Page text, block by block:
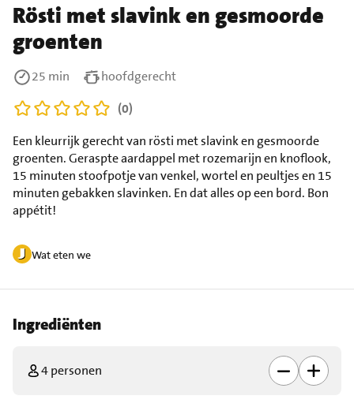
Rösti met slavink en gesmoorde
groenten
Wat eten we
Een kleurrijk gerecht van rösti met slavink en gesmoorde
groenten. Geraspte aardappel met rozemarijn en knoflook,
15 minuten stoofpotje van venkel, wortel en peultjes en 15
minuten gebakken slavinken. En dat alles op een bord. Bon
appétit!
25 min
hoofdgerecht
(0)
Ingrediënten
4 personen